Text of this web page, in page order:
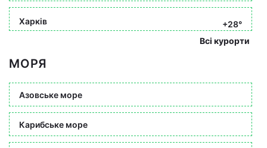
Харків
+28°
Всі курорти
МОРЯ
Азовське море
Карибське море